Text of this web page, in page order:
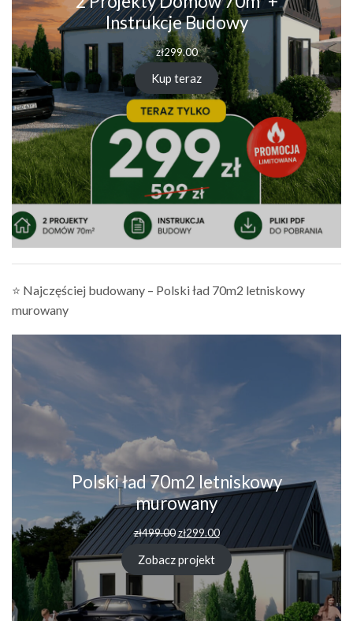
Instrukcje Budowy
zł299.00
Kup teraz
⭐ Najczęściej budowany – Polski ład 70m2 letniskowy
murowany
Polski ład 70m2 letniskowy
murowany
zł499.00Pierwotna
cena
wynosiła:
zł499.00.
zł299.00Aktualna
cena
wynosi:
zł299.00.
Zobacz projekt